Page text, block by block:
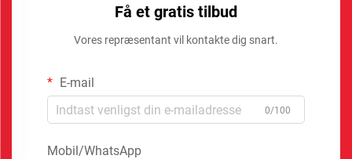
Få et gratis tilbud
Vores repræsentant vil kontakte dig snart.
E-mail
0/100
Mobil/WhatsApp